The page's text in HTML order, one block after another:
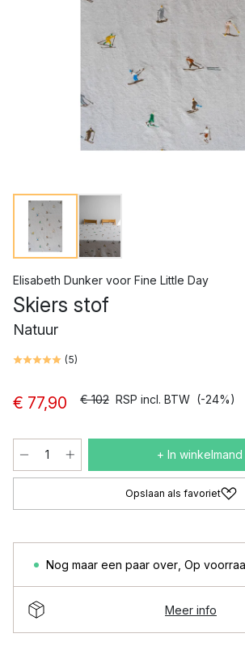
Elisabeth Dunker voor Fine Little Day
Skiers stof
Natuur
(5)
€ 77,90 € 102 RSP incl. BTW (-24%)
+ In winkelmand
Opslaan als favoriet
Nog maar een paar over Op
Meer info